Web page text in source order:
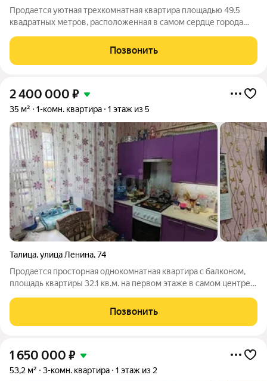
Продается уютная трехкомнатная квартира площадью 49.5
квадратных метров, расположенная в самом сердце города
кто ценит спокойствие и комфорт, ведь вы не будете
беспокоиться о соседях
Позвонить
2 400 000 ₽
35 м² 1-комн. квартира 1 этаж из 5
Талица,улица Ленина,74
Продается просторная однокомнатная квартира с балконом,
площадь квартиры 32.1 кв.м. на первом этаже в самом центре
зале имеются натяжные потолки, практически вся подсветка в
квартире
Позвонить
1 650 000 ₽
53,2 м² 3-комн. квартира 1 этаж из 2